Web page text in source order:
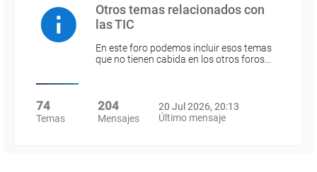
Otros temas relacionados con
las TIC
En este foro podemos incluir esos temas
que no tienen cabida en los otros foros…
74
Temas
204
Mensajes
20 Jul 2026, 20:13
Último mensaje